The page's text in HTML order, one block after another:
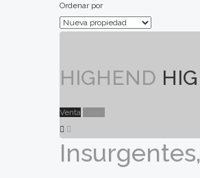
Ordenar por
HIGHEND
Venta